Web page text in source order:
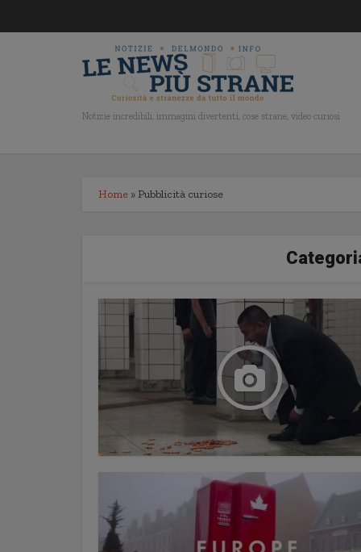
Notizie incredibili, immagini divertenti, cose strane, video curiosi
Home » Pubblicità curiose